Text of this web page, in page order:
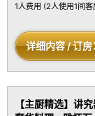
1人费用 (2人使用1间客
详细内容 / 订房
【主厨精选】讲